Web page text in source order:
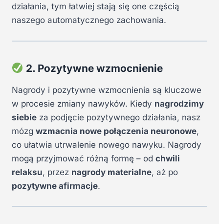
działania, tym łatwiej stają się one częścią
naszego automatycznego zachowania.
2. Pozytywne wzmocnienie
Nagrody i pozytywne wzmocnienia są kluczowe
w procesie zmiany nawyków. Kiedy nagrodzimy
siebie za podjęcie pozytywnego działania, nasz
mózg wzmacnia nowe połączenia neuronowe,
co ułatwia utrwalenie nowego nawyku. Nagrody
mogą przyjmować różną formę – od chwili
relaksu, przez nagrody materialne, aż po
pozytywne afirmacje.